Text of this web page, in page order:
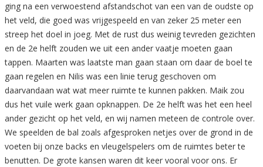
ging na een verwoestend afstandschot van een van de oudste op
het veld, die goed was vrijgespeeld en van zeker 25 meter een
streep het doel in joeg. Met de rust dus weinig tevreden gezichten
en de 2e helft zouden we uit een ander vaatje moeten gaan
tappen. Maarten was laatste man gaan staan om daar de boel te
gaan regelen en Nilis was een linie terug geschoven om
daarvandaan wat wat meer ruimte te kunnen pakken. Maik zou
dus het vuile werk gaan opknappen. De 2e helft was het een heel
ander gezicht op het veld, en wij namen meteen de controle over.
We speelden de bal zoals afgesproken netjes over de grond in de
voeten bij onze backs en vleugelspelers om de ruimtes beter te
benutten. De grote kansen waren dit keer vooral voor ons. Er